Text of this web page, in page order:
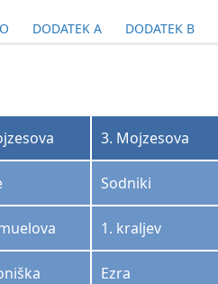
DODATEK A DODATEK B
3. Mojzesova
Sodniki
1. kraljev
Ezra